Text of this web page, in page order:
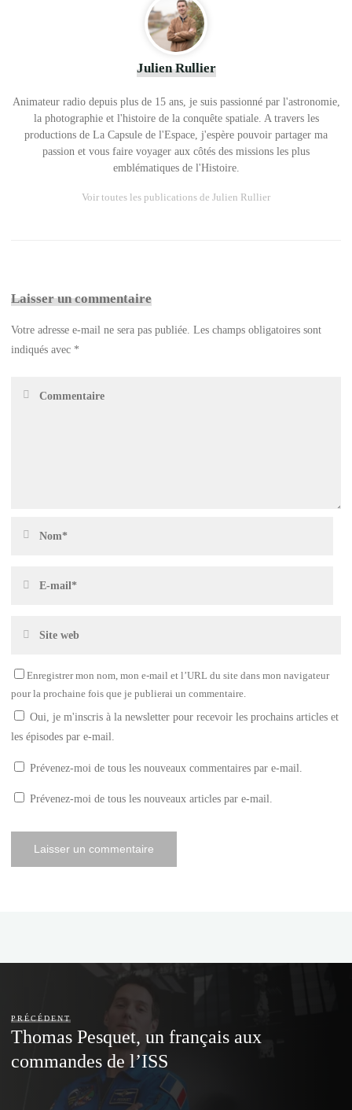
Julien Rullier
Animateur radio depuis plus de 15 ans, je suis passionné par l'astronomie,
la photographie et l'histoire de la conquête spatiale. A travers les
productions de La Capsule de l'Espace, j'espère pouvoir partager ma
passion et vous faire voyager aux côtés des missions les plus
emblématiques de l'Histoire.
Voir toutes les publications de Julien Rullier
Laisser un commentaire
Votre adresse e-mail ne sera pas publiée. Les champs obligatoires sont
indiqués avec *
Enregistrer mon nom, mon e-mail et l’URL du site dans mon navigateur
pour la prochaine fois que je publierai un commentaire.
Oui, je m'inscris à la newsletter pour recevoir les prochains articles et
les épisodes par e-mail.
Prévenez-moi de tous les nouveaux commentaires par e-mail.
Prévenez-moi de tous les nouveaux articles par e-mail.
PRÉCÉDENT
Thomas Pesquet, un français aux
commandes de l’ISS